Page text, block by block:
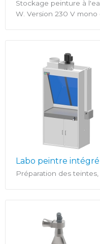
Stockage peinture à
W. Version 230 V
Labo peintre intégré
Préparation des